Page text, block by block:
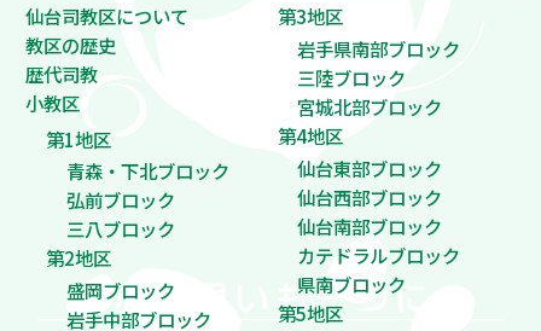
仙台司教区について
教区の歴史
歴代司教
小教区
第1地区
青森・下北ブロック
弘前ブロック
三八ブロック
第2地区
盛岡ブロック
岩手中部ブロック
第3地区
岩手県南部ブロック
三陸ブロック
宮城北部ブロック
第4地区
仙台東部ブロック
仙台西部ブロック
仙台南部ブロック
カテドラルブロック
県南ブロック
第5地区